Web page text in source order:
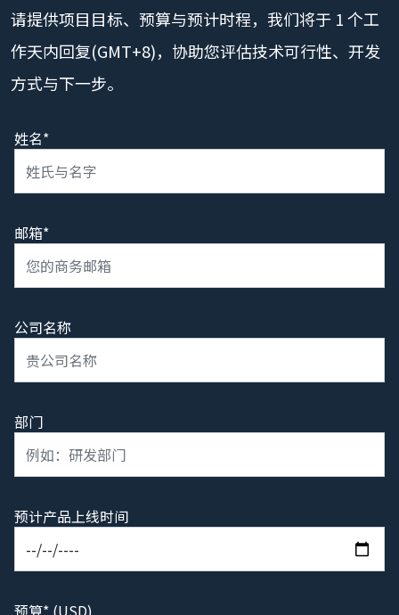
请提供项目目标、预算与预计时程，我们将于 1 个工
作天内回复(GMT+8)，协助您评估技术可行性、开发
方式与下一步。
姓名*
邮箱*
公司名称
部门
预计产品上线时间